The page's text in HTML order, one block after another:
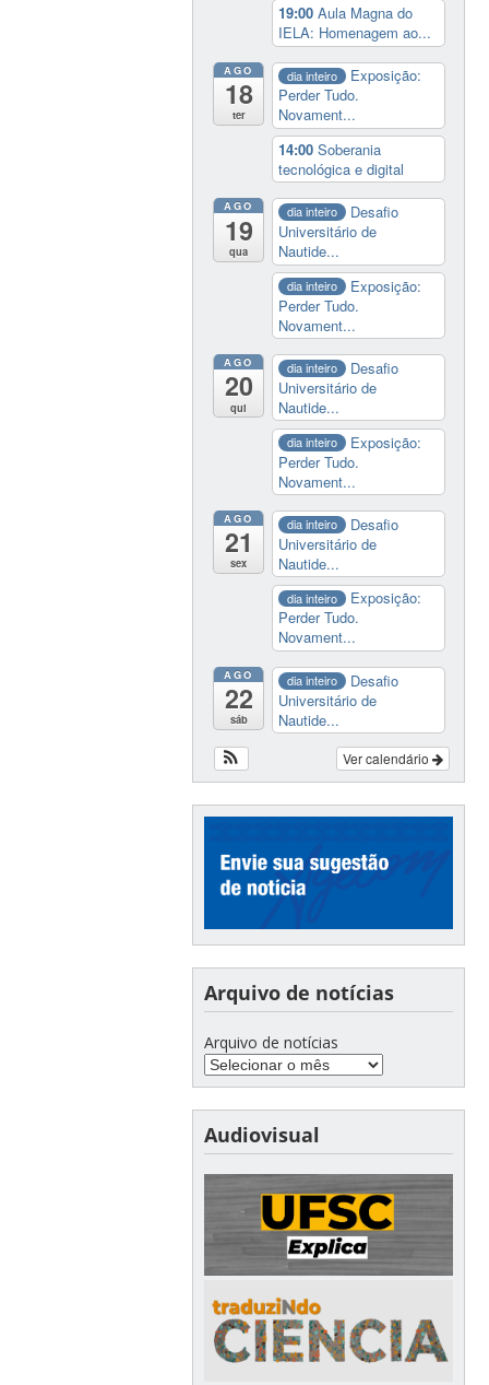
19:00Aula Magna do
IELA: Homenagem ao...
AGO
18
ter
dia inteiro
Exposição:
Perder Tudo.
Novament...
14:00Soberania
tecnológica e digital
AGO
19
qua
dia inteiro
Desafio
Universitário de
Nautide...
dia inteiro
Exposição:
Perder Tudo.
Novament...
AGO
20
qui
dia inteiro
Desafio
Universitário de
Nautide...
dia inteiro
Exposição:
Perder Tudo.
Novament...
AGO
21
sex
dia inteiro
Desafio
Universitário de
Nautide...
dia inteiro
Exposição:
Perder Tudo.
Novament...
AGO
22
sáb
dia inteiro
Desafio
Universitário de
Nautide...
Ver calendário
Arquivo de notícias
Arquivo de notícias
Audiovisual